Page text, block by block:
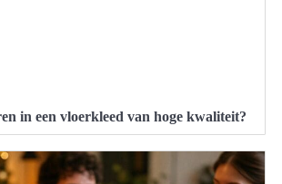
in een vloerkleed van hoge kwaliteit?